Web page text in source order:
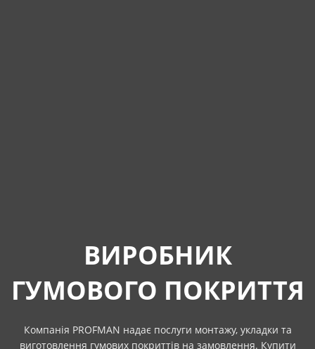
ВИРОБНИК
ГУМОВОГО ПОКРИТТЯ
Компанія PROFMAN надає послуги монтажу, укладки та
виготовлення гумових покриттів на замовлення. Купити